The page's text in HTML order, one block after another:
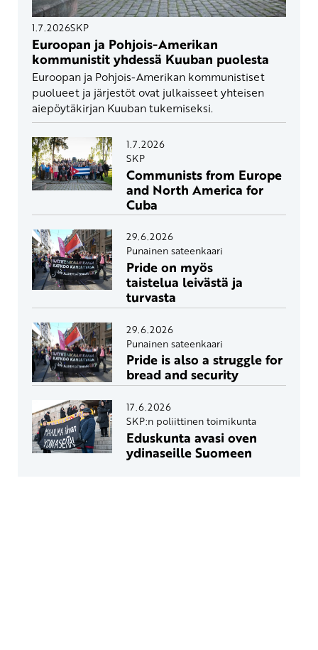
1.7.2026SKP
Euroopan ja Pohjois-Amerikan
kommunistit yhdessä Kuuban puolesta
Euroopan ja Pohjois-Amerikan kommunistiset
puolueet ja järjestöt ovat julkaisseet yhteisen
aiepöytäkirjan Kuuban tukemiseksi.
1.7.2026
SKP
Communists from Europe
and North America for
Cuba
29.6.2026
Punainen sateenkaari
Pride on myös
taistelua leivästä ja
turvasta
29.6.2026
Punainen sateenkaari
Pride is also a struggle for
bread and security
17.6.2026
SKP:n poliittinen toimikunta
Eduskunta avasi oven
ydinaseille Suomeen